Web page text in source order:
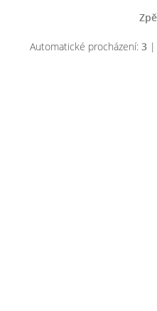
Automatické procházení: 3|